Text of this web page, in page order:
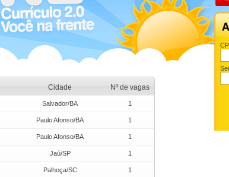
Cidade Nº de vagas
Salvador/BA 1
Paulo Afonso/BA 1
Paulo Afonso/BA 1
Jaú/SP 1
Palhoça/SC 1